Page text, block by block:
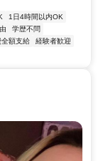
1日4時間以内OK
学歴不問
全額支給
経験者歓迎